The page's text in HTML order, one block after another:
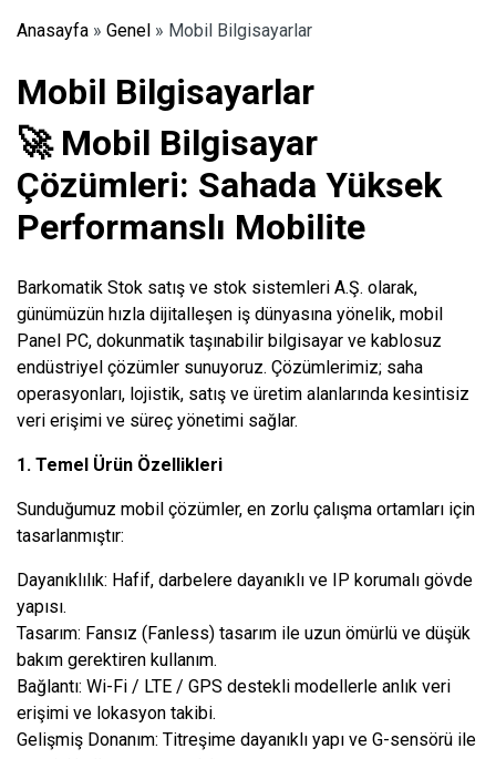
Anasayfa » Genel » Mobil Bilgisayarlar
Mobil Bilgisayarlar
🚀 Mobil Bilgisayar
Çözümleri: Sahada Yüksek
Performanslı Mobilite
Barkomatik Stok satış ve stok sistemleri A.Ş. olarak,
günümüzün hızla dijitalleşen iş dünyasına yönelik, mobil
Panel PC, dokunmatik taşınabilir bilgisayar ve kablosuz
endüstriyel çözümler sunuyoruz. Çözümlerimiz; saha
operasyonları, lojistik, satış ve üretim alanlarında kesintisiz
veri erişimi ve süreç yönetimi sağlar.
1. Temel Ürün Özellikleri
Sunduğumuz mobil çözümler, en zorlu çalışma ortamları için
tasarlanmıştır:
Dayanıklılık: Hafif, darbelere dayanıklı ve IP korumalı gövde
yapısı.
Tasarım: Fansız (Fanless) tasarım ile uzun ömürlü ve düşük
bakım gerektiren kullanım.
Bağlantı: Wi-Fi / LTE / GPS destekli modellerle anlık veri
erişimi ve lokasyon takibi.
Gelişmiş Donanım: Titreşime dayanıklı yapı ve G-sensörü ile